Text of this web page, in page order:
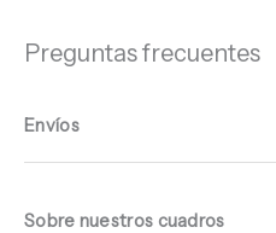
Preguntas frecuentes
Envíos
Sobre nuestros cuadros